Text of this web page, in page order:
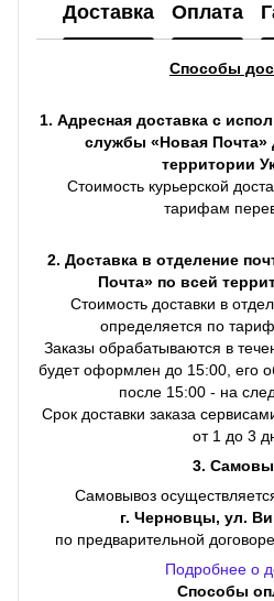
Доставка Оплата
Способы
1. Адресная доставка с
службы «Новая Почта»
территории
Стоимость курьерской
тарифам
2. Доставка в отделение
Почта» по всей
Стоимость доставки в
определяется по
Заказы обрабатываются в
будет оформлен до 15:00, его
после 15:00 - на
Срок доставки заказа
от 1 до 3
3.
Самовывоз
г. Черновцы, ул.
по предварительной
Подробнее о
Способы